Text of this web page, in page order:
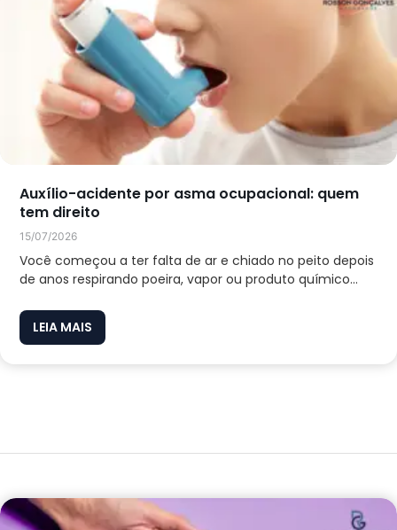
Auxílio-acidente por asma ocupacional: quem
tem direito
15/07/2026
Você começou a ter falta de ar e chiado no peito depois
de anos respirando poeira, vapor ou produto químico...
LEIA MAIS